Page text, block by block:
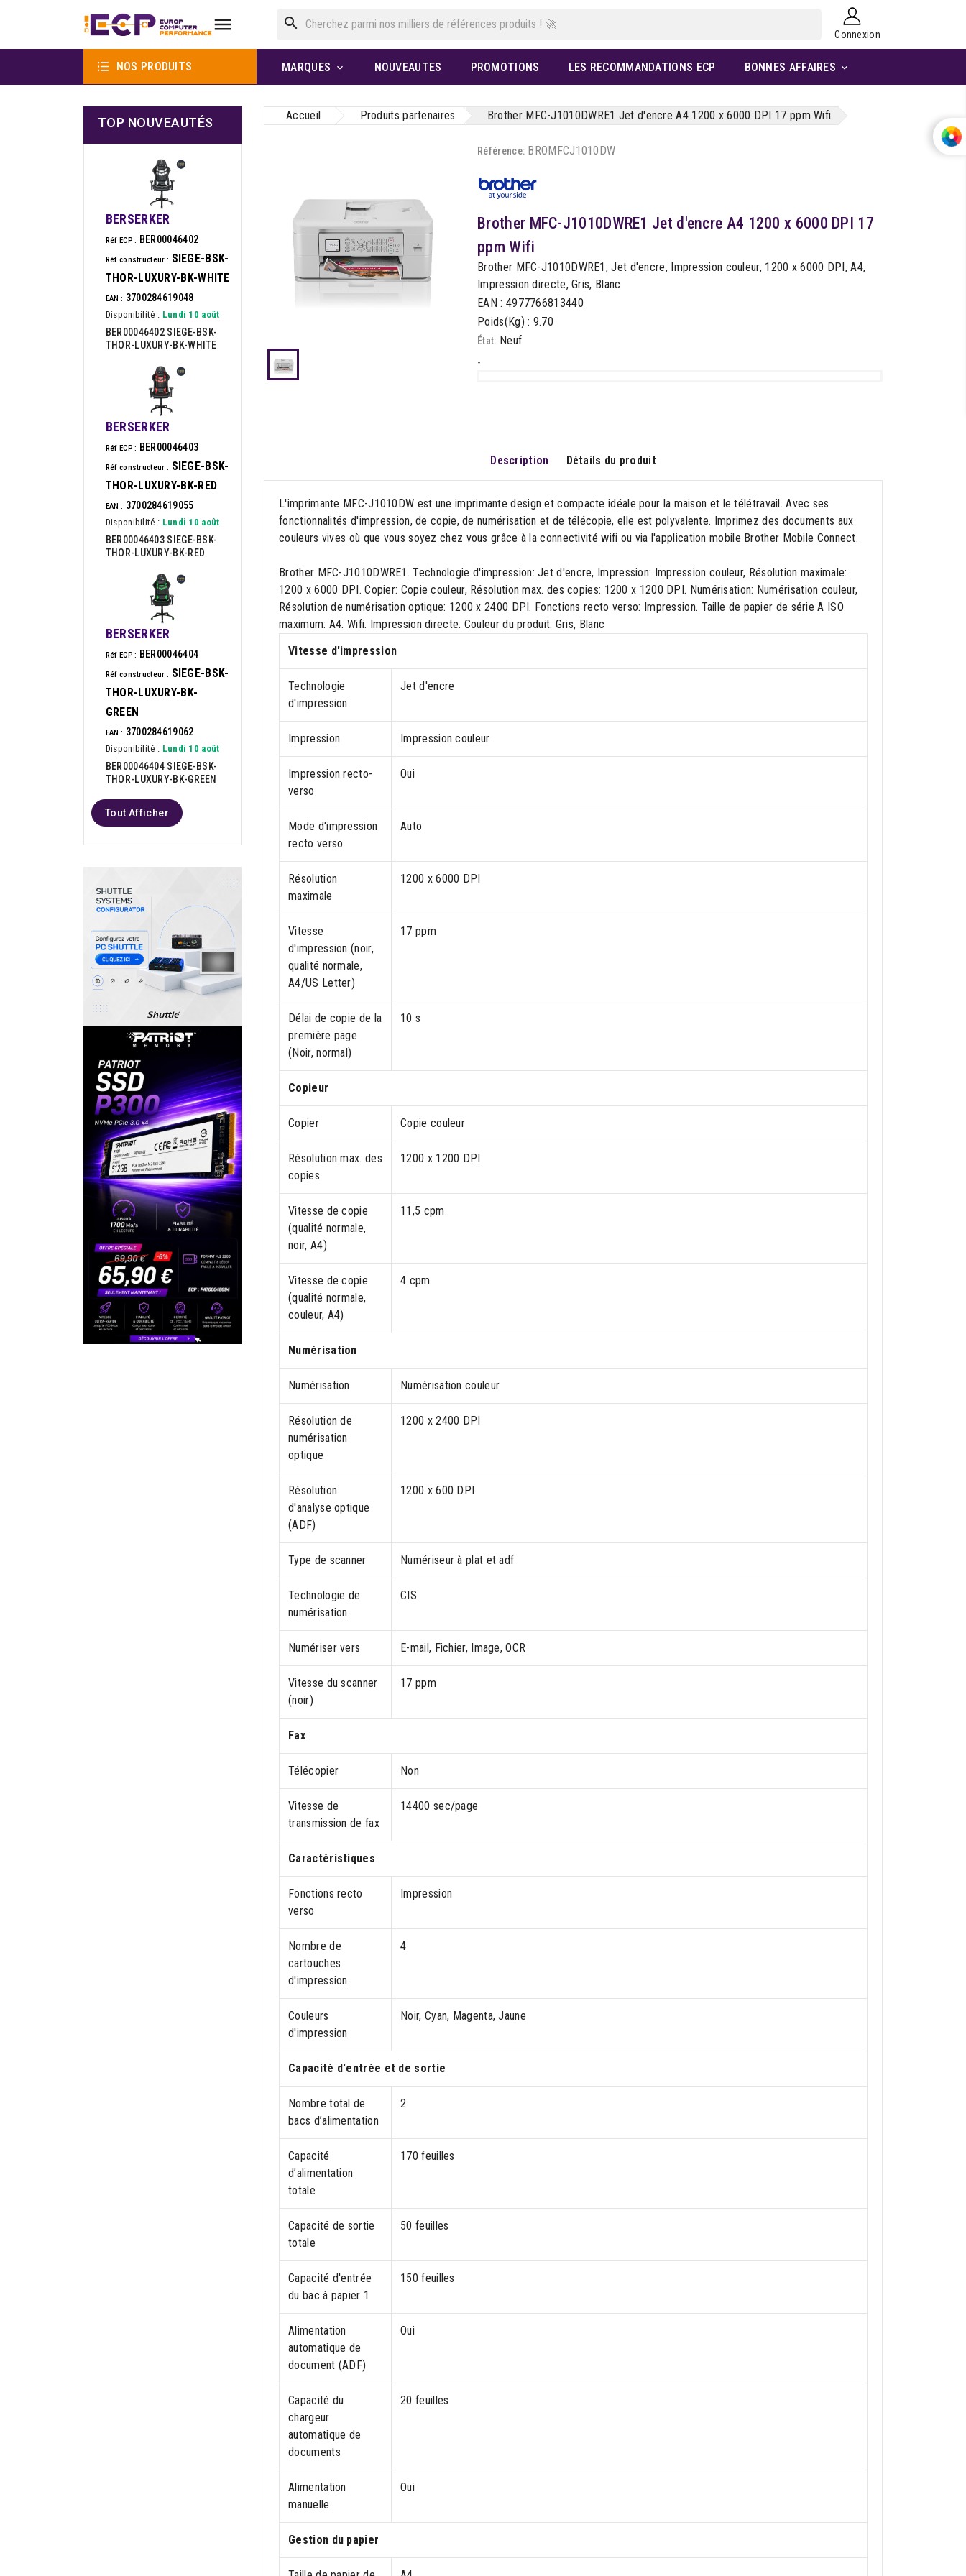
 search
Connexion
 NOS PRODUITS MARQUES  NOUVEAUTES PROMOTIONS LES RECOMMANDATIONS ECP BONNES AFFAIRES 
TOP NOUVEAUTÉS
BERSERKER
Réf ECP : BER00046402
Réf constructeur : SIEGE-BSK-
THOR-LUXURY-BK-WHITE
EAN : 3700284619048
Disponibilité : Lundi 10 août
BER00046402 SIEGE-BSK-
THOR-LUXURY-BK-WHITE
BERSERKER
Réf ECP : BER00046403
Réf constructeur : SIEGE-BSK-
THOR-LUXURY-BK-RED
EAN : 3700284619055
Disponibilité : Lundi 10 août
BER00046403 SIEGE-BSK-
THOR-LUXURY-BK-RED
BERSERKER
Réf ECP : BER00046404
Réf constructeur : SIEGE-BSK-
THOR-LUXURY-BK-
GREEN
EAN : 3700284619062
Disponibilité : Lundi 10 août
BER00046404 SIEGE-BSK-
THOR-LUXURY-BK-GREEN
Tout Afficher
Accueil Produits partenaires Brother MFC-J1010DWRE1 Jet d'encre A4 1200 x 6000 DPI 17 ppm Wifi
Référence: BROMFCJ1010DW
Brother MFC-J1010DWRE1 Jet d'encre A4 1200 x 6000 DPI 17
ppm Wifi
Brother MFC-J1010DWRE1, Jet d'encre, Impression couleur, 1200 x 6000 DPI, A4,
Impression directe, Gris, Blanc
EAN : 4977766813440
Poids(Kg) : 9.70
État: Neuf
-
Description Détails du produit
L'imprimante MFC-J1010DW est une imprimante design et compacte idéale pour la maison et le télétravail. Avec ses
fonctionnalités d'impression, de copie, de numérisation et de télécopie, elle est polyvalente. Imprimez des documents aux
couleurs vives où que vous soyez chez vous grâce à la connectivité wifi ou via l'application mobile Brother Mobile Connect.
Brother MFC-J1010DWRE1. Technologie d'impression: Jet d'encre, Impression: Impression couleur, Résolution maximale:
1200 x 6000 DPI. Copier: Copie couleur, Résolution max. des copies: 1200 x 1200 DPI. Numérisation: Numérisation couleur,
Résolution de numérisation optique: 1200 x 2400 DPI. Fonctions recto verso: Impression. Taille de papier de série A ISO
maximum: A4. Wifi. Impression directe. Couleur du produit: Gris, Blanc
Vitesse d'impression
Technologie
d'impression
Jet d'encre
Impression Impression couleur
Impression recto-
verso
Oui
Mode d'impression
recto verso
Auto
Résolution
maximale
1200 x 6000 DPI
Vitesse
d'impression (noir,
qualité normale,
A4/US Letter)
17 ppm
Délai de copie de la
première page
(Noir, normal)
10 s
Copieur
Copier Copie couleur
Résolution max. des
copies
1200 x 1200 DPI
Vitesse de copie
(qualité normale,
noir, A4)
11,5 cpm
Vitesse de copie
(qualité normale,
couleur, A4)
4 cpm
Numérisation
Numérisation Numérisation couleur
Résolution de
numérisation
optique
1200 x 2400 DPI
Résolution
d'analyse optique
(ADF)
1200 x 600 DPI
Type de scanner Numériseur à plat et adf
Technologie de
numérisation
CIS
Numériser vers E-mail, Fichier, Image, OCR
Vitesse du scanner
(noir)
17 ppm
Fax
Télécopier Non
Vitesse de
transmission de fax
14400 sec/page
Caractéristiques
Fonctions recto
verso
Impression
Nombre de
cartouches
d'impression
4
Couleurs
d'impression
Noir, Cyan, Magenta, Jaune
Capacité d'entrée et de sortie
Nombre total de
bacs d’alimentation
2
Capacité
d’alimentation
totale
170 feuilles
Capacité de sortie
totale
50 feuilles
Capacité d'entrée
du bac à papier 1
150 feuilles
Alimentation
automatique de
document (ADF)
Oui
Capacité du
chargeur
automatique de
documents
20 feuilles
Alimentation
manuelle
Oui
Gestion du papier